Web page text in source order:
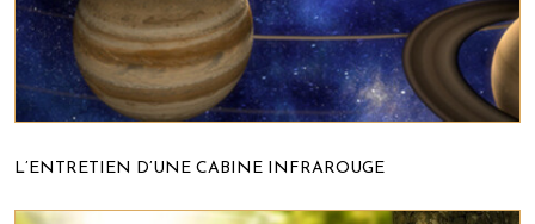
L’ENTRETIEN D’UNE CABINE INFRAROUGE